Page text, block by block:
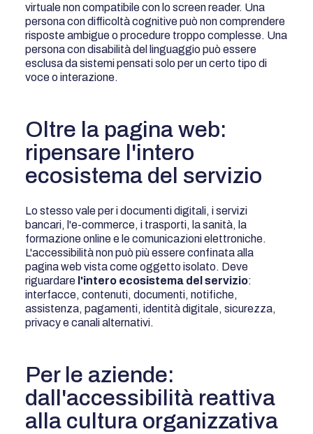
virtuale non compatibile con lo screen reader. Una
persona con difficoltà cognitive può non comprendere
risposte ambigue o procedure troppo complesse. Una
persona con disabilità del linguaggio può essere
esclusa da sistemi pensati solo per un certo tipo di
voce o interazione.
Oltre la pagina web:
ripensare l'intero
ecosistema del servizio
Lo stesso vale per i documenti digitali, i servizi
bancari, l'e-commerce, i trasporti, la sanità, la
formazione online e le comunicazioni elettroniche.
L'accessibilità non può più essere confinata alla
pagina web vista come oggetto isolato. Deve
riguardare l'intero ecosistema del servizio:
interfacce, contenuti, documenti, notifiche,
assistenza, pagamenti, identità digitale, sicurezza,
privacy e canali alternativi.
Per le aziende:
dall'accessibilità reattiva
alla cultura organizzativa